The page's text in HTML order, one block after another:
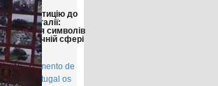
петицію до
Португалії:
символів
в публічній сфері
Ao Parlamento de
em Portugal os